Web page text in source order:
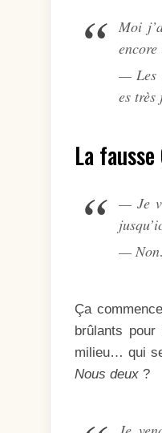
Moi
— Les
es très
La
— Je
—
Ça
brûlants
milieu… qui
Nous deux ?